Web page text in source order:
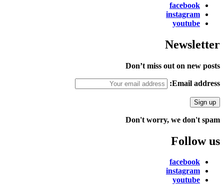
facebook
instagram
youtube
Newsletter
Don’t miss out on new posts
Email address:
Don't worry, we don't spam
Follow us
facebook
instagram
youtube